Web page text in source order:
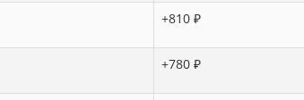
+810 ₽
+780 ₽